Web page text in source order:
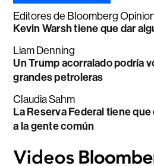
Editores de Bloomberg
Kevin Warsh tiene que dar
Liam Denning
Un Trump acorralado podría
grandes petroleras
Claudia Sahm
La Reserva Federal tiene
a la gente común